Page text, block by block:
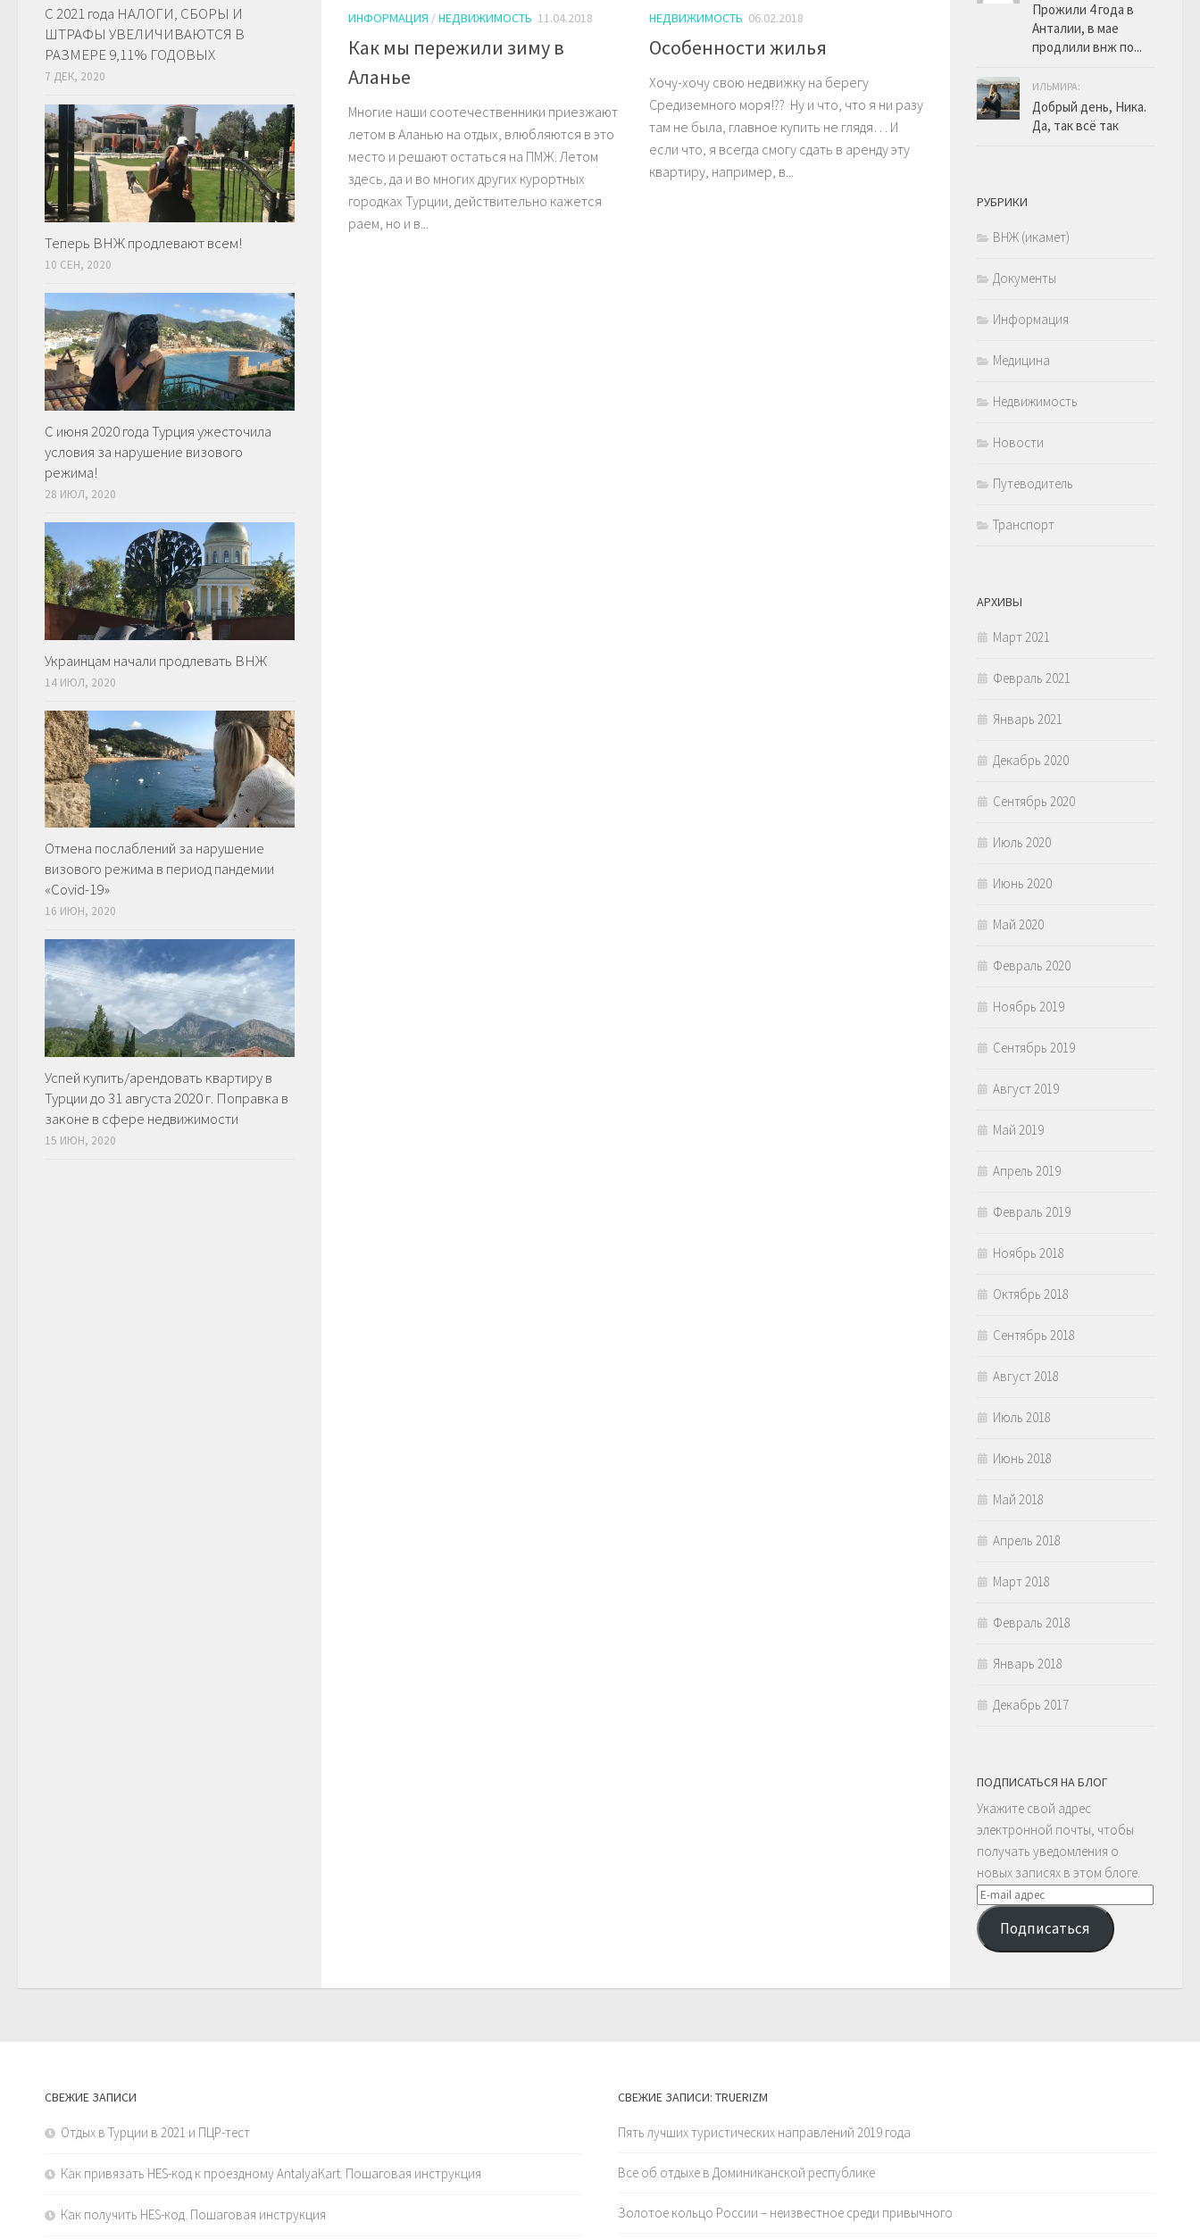
ИНФОРМАЦИЯ /НЕДВИЖИМОСТЬ 11.04.2018
Как мы пережили зиму в
Аланье
Многие наши соотечественники приезжают
летом в Аланью на отдых, влюбляются в это
место и решают остаться на ПМЖ. Летом
здесь, да и во многих других курортных
городках Турции, действительно кажется
раем, но и в...
НЕДВИЖИМОСТЬ 06.02.2018
Особенности жилья
Хочу-хочу свою недвижку на берегу
Средиземного моря!?? Ну и что, что я ни разу
там не была, главное купить не глядя… И
если что, я всегда смогу сдать в аренду эту
квартиру, например, в...
С 2021 года НАЛОГИ, СБОРЫ И
ШТРАФЫ УВЕЛИЧИВАЮТСЯ В
РАЗМЕРЕ 9,11% ГОДОВЫХ
7 ДЕК, 2020
Теперь ВНЖ продлевают всем!
10 СЕН, 2020
С июня 2020 года Турция ужесточила
условия за нарушение визового
режима!
28 ИЮЛ, 2020
Украинцам начали продлевать ВНЖ
14 ИЮЛ, 2020
Отмена послаблений за нарушение
визового режима в период пандемии
«Covid-19»
16 ИЮН, 2020
Успей купить/арендовать квартиру в
Турции до 31 августа 2020 г. Поправка в
законе в сфере недвижимости
15 ИЮН, 2020
Прожили 4 года в
Анталии, в мае
продлили внж по...
ИЛЬМИРА:
Добрый день, Ника.
Да, так всё так
РУБРИКИ
ВНЖ (икамет)
Документы
Информация
Медицина
Недвижимость
Новости
Путеводитель
Транспорт
АРХИВЫ
Март 2021
Февраль 2021
Январь 2021
Декабрь 2020
Сентябрь 2020
Июль 2020
Июнь 2020
Май 2020
Февраль 2020
Ноябрь 2019
Сентябрь 2019
Август 2019
Май 2019
Апрель 2019
Февраль 2019
Ноябрь 2018
Октябрь 2018
Сентябрь 2018
Август 2018
Июль 2018
Июнь 2018
Май 2018
Апрель 2018
Март 2018
Февраль 2018
Январь 2018
Декабрь 2017
ПОДПИСАТЬСЯ НА БЛОГ
Укажите свой адрес
электронной почты, чтобы
получать уведомления о
новых записях в этом блоге.
E-
mail
адресПодписаться
СВЕЖИЕ ЗАПИСИ
Отдых в Турции в 2021 и ПЦР-тест
Как привязать HES-код к проездному AntalyaKart. Пошаговая инструкция
Как получить HES-код. Пошаговая инструкция
СВЕЖИЕ ЗАПИСИ: TRUERIZM
Пять лучших туристических направлений 2019 года
Все об отдыхе в Доминиканской республике
Золотое кольцо России – неизвестное среди привычного